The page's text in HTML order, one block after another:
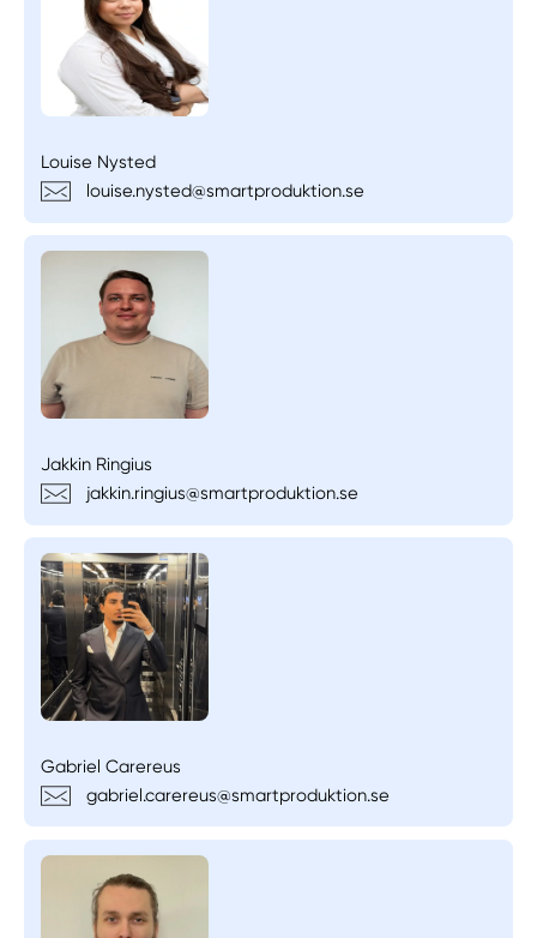
Louise Nysted
louise.nysted@smartproduktion.se
Jakkin Ringius
jakkin.ringius@smartproduktion.se
Gabriel Carereus
gabriel.carereus@smartproduktion.se